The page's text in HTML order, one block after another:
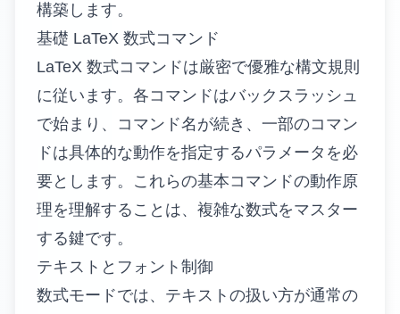
構築します。
基礎 LaTeX 数式コマンド
LaTeX 数式コマンドは厳密で優雅な構文規則
に従います。各コマンドはバックスラッシュ
で始まり、コマンド名が続き、一部のコマン
ドは具体的な動作を指定するパラメータを必
要とします。これらの基本コマンドの動作原
理を理解することは、複雑な数式をマスター
する鍵です。
テキストとフォント制御
数式モードでは、テキストの扱い方が通常の